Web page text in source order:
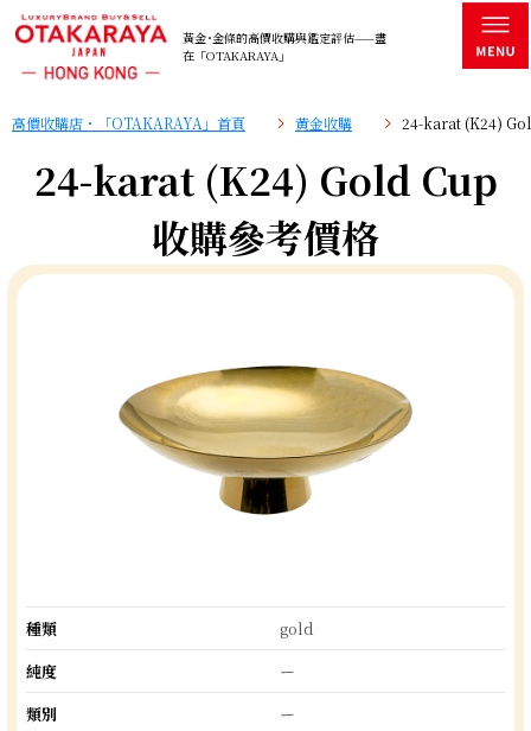
黃金･金條的高價收購與鑑定評估——盡
在「OTAKARAYA」
高價收購店・「OTAKARAYA」首頁 黄金收購 24-karat (K24)
24-karat (K24) Gold Cup
收購參考價格
種類
gold
純度
ー
類別
ー